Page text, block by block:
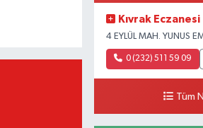
Kıvrak Eczanesi
4 EYLÜL MAH. YUNUS
0 (232) 511 59 09
Tüm